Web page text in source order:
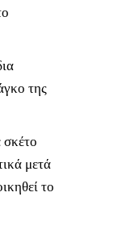
της
σκέτο
μετά
το